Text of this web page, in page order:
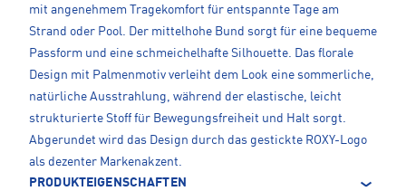
mit angenehmem Tragekomfort für entspannte Tage am
Strand oder Pool. Der mittelhohe Bund sorgt für eine bequeme
Passform und eine schmeichelhafte Silhouette. Das florale
Design mit Palmenmotiv verleiht dem Look eine sommerliche,
natürliche Ausstrahlung, während der elastische, leicht
strukturierte Stoff für Bewegungsfreiheit und Halt sorgt.
Abgerundet wird das Design durch das gestickte ROXY-Logo
als dezenter Markenakzent.
PRODUKTEIGENSCHAFTEN